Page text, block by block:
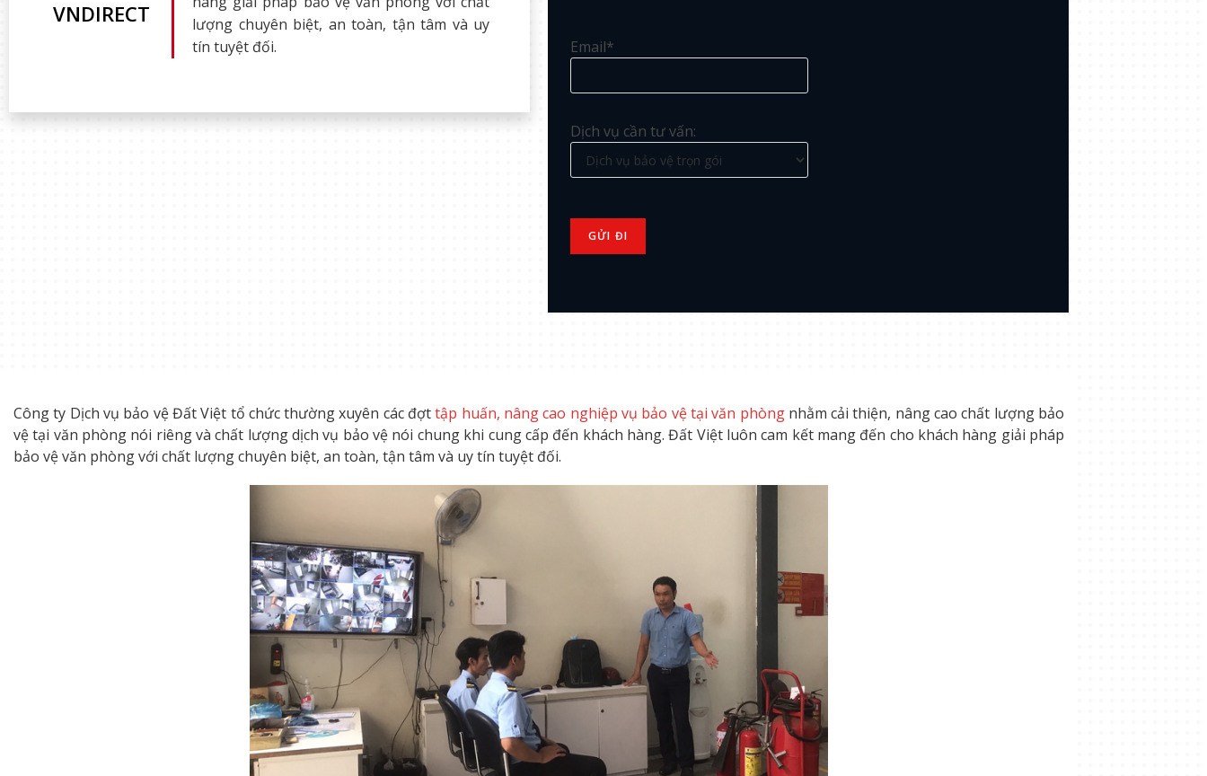
VNDIRECT
lượng chuyên biệt, an toàn, tận tâm và uy
tín tuyệt đối.
Email*
Dịch vụ cần tư vấn:
Công ty Dịch vụ bảo vệ Đất Việt tổ chức thường xuyên các đợttập huấn, nâng cao nghiệp vụ bảo vệ tại văn phòngnhằm cải thiện, nâng cao chất lượng bảo
vệ tại văn phòng nói riêng và chất lượng dịch vụ bảo vệ nói chung khi cung cấp đến khách hàng. Đất Việt luôn cam kết mang đến cho khách hàng giải pháp
bảo vệ văn phòng với chất lượng chuyên biệt, an toàn, tận tâm và uy tín tuyệt đối.